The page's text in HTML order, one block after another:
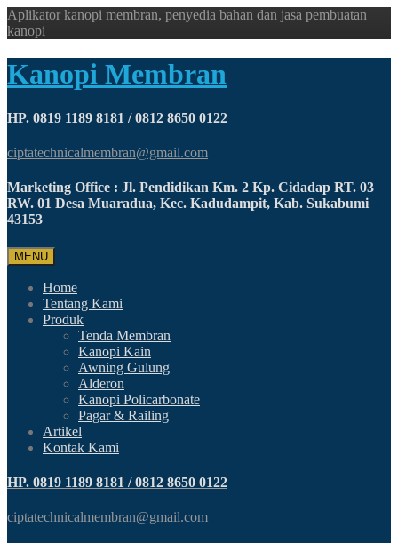
Aplikator kanopi membran, penyedia bahan dan jasa pembuatan
kanopi
Kanopi Membran
HP. 0819 1189 8181 / 0812 8650 0122
ciptatechnicalmembran@gmail.com
Marketing Office : Jl. Pendidikan Km. 2 Kp. Cidadap RT. 03
RW. 01 Desa Muaradua, Kec. Kadudampit, Kab. Sukabumi
43153
MENU
Home
Tentang Kami
Produk
Tenda Membran
Kanopi Kain
Awning Gulung
Alderon
Kanopi Policarbonate
Pagar & Railing
Artikel
Kontak Kami
HP. 0819 1189 8181 / 0812 8650 0122
ciptatechnicalmembran@gmail.com